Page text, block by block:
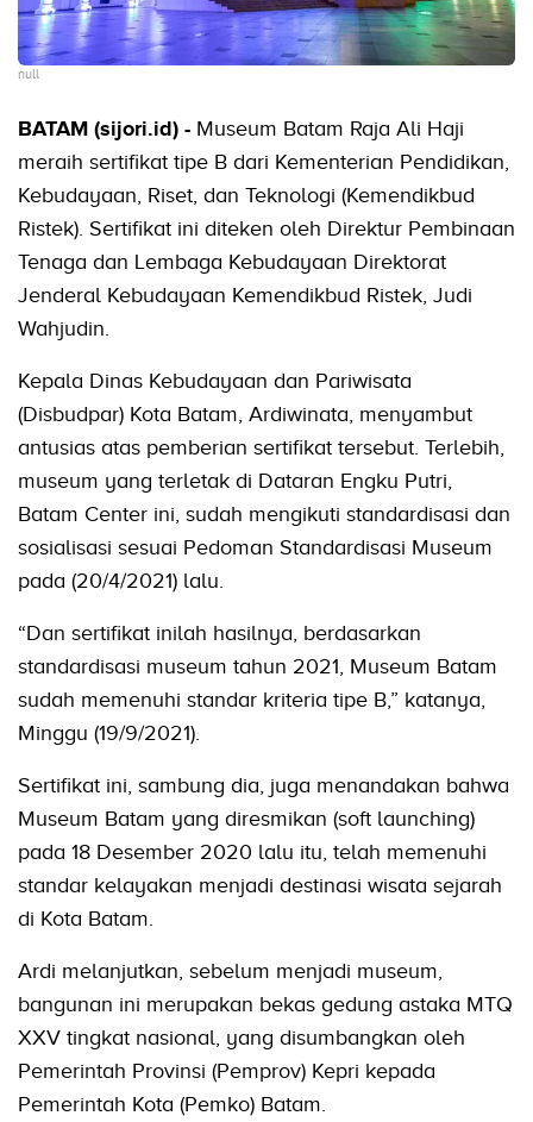
null
BATAM (sijori.id) - Museum Batam Raja Ali Haji
meraih sertifikat tipe B dari Kementerian Pendidikan,
Kebudayaan, Riset, dan Teknologi (Kemendikbud
Ristek). Sertifikat ini diteken oleh Direktur Pembinaan
Tenaga dan Lembaga Kebudayaan Direktorat
Jenderal Kebudayaan Kemendikbud Ristek, Judi
Wahjudin.
Kepala Dinas Kebudayaan dan Pariwisata
(Disbudpar) Kota Batam, Ardiwinata, menyambut
antusias atas pemberian sertifikat tersebut. Terlebih,
museum yang terletak di Dataran Engku Putri,
Batam Center ini, sudah mengikuti standardisasi dan
sosialisasi sesuai Pedoman Standardisasi Museum
pada (20/4/2021) lalu.
“Dan sertifikat inilah hasilnya, berdasarkan
standardisasi museum tahun 2021, Museum Batam
sudah memenuhi standar kriteria tipe B,” katanya,
Minggu (19/9/2021).
Sertifikat ini, sambung dia, juga menandakan bahwa
Museum Batam yang diresmikan (soft launching)
pada 18 Desember 2020 lalu itu, telah memenuhi
standar kelayakan menjadi destinasi wisata sejarah
di Kota Batam.
Ardi melanjutkan, sebelum menjadi museum,
bangunan ini merupakan bekas gedung astaka MTQ
XXV tingkat nasional, yang disumbangkan oleh
Pemerintah Provinsi (Pemprov) Kepri kepada
Pemerintah Kota (Pemko) Batam.